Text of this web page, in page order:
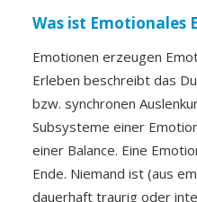
Was ist Emotionales
Emotionen erzeugen
Erleben beschreibt das
bzw. synchronen
Subsysteme einer
einer Balance. Eine
Ende. Niemand ist (aus
dauerhaft traurig oder